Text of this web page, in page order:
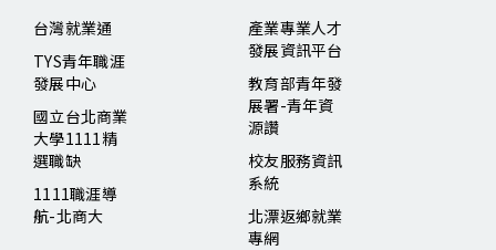
台灣就業通
TYS青年職涯
發展中心
國立台北商業
大學1111精
選職缺
1111職涯導
航-北商大
產業專業人才
發展資訊平台
教育部青年發
展署-青年資
源讚
校友服務資訊
系統
北漂返鄉就業
專網